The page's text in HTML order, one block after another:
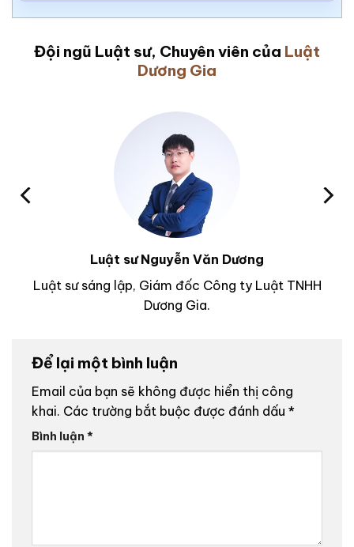
Đội ngũ Luật sư, Chuyên viên của Luật
Dương Gia
Luật sư Nguyễn Văn Dương
Luật sư sáng lập, Giám đốc Công ty Luật TNHH
Dương Gia.
Để lại một bình luận
Email của bạn sẽ không được hiển thị công
khai. Các trường bắt buộc được đánh dấu *
Bình luận *